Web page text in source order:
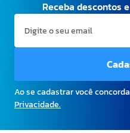
Receba descontos
Ao se cadastrar você
Privacidade.